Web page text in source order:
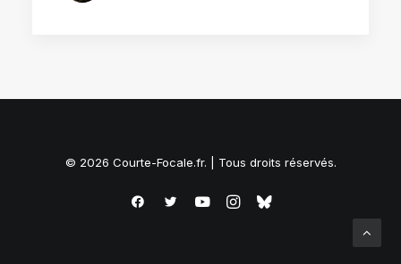
© 2026 Courte-Focale.fr. | Tous droits réservés.